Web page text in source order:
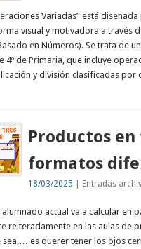
Variadas” está
visual y motivadora a través
en Números). Se trata de
4º de Primaria, que incluye
y división clasificadas por
Productos
formatos
18/03/2025 | Entradas
actual va a calcular en
reiteradamente en las aulas de
es querer tener los ojos